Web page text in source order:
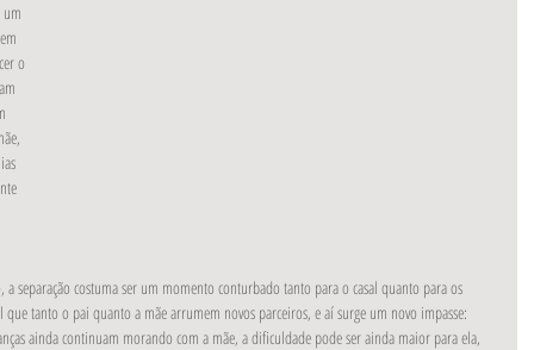
o
separação costuma ser um momento conturbado tanto para o casal quanto para os
tanto o pai quanto a mãe arrumem novos parceiros, e aí surge um novo impasse:
ainda continuam morando com a mãe, a dificuldade pode ser ainda maior para ela,